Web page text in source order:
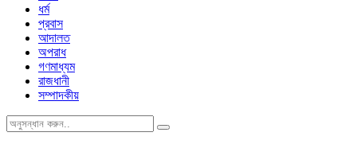
ধর্ম
প্রবাস
আদালত
অপরাধ
গণমাধ্যম
রাজধানী
সম্পাদকীয়